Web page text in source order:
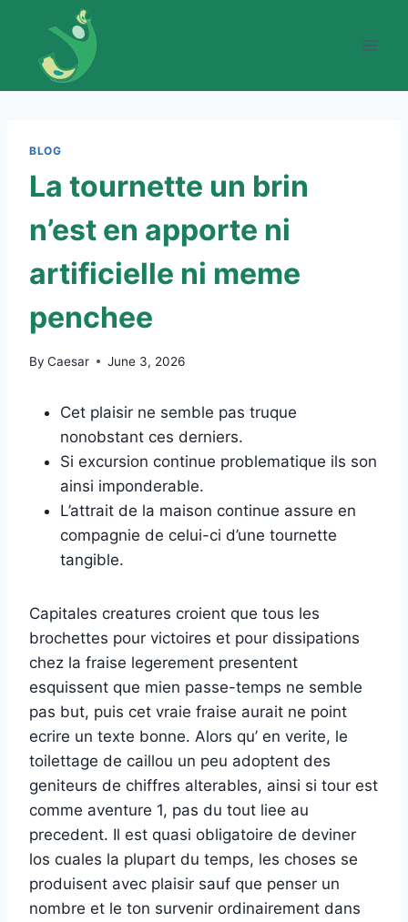
content
BLOG
La tournette un brin
n’est en apporte ni
artificielle ni meme
penchee
By Caesar June 3, 2026
Cet plaisir ne semble pas truque
nonobstant ces derniers.
Si excursion continue problematique ils son
ainsi imponderable.
L’attrait de la maison continue assure en
compagnie de celui-ci d’une tournette
tangible.
Capitales creatures croient que tous les
brochettes pour victoires et pour dissipations
chez la fraise legerement presentent
esquissent que mien passe-temps ne semble
pas but, puis cet vraie fraise aurait ne point
ecrire un texte bonne. Alors qu’ en verite, le
toilettage de caillou un peu adoptent des
geniteurs de chiffres alterables, ainsi si tour est
comme aventure 1, pas du tout liee au
precedent. Il est quasi obligatoire de deviner
los cuales la plupart du temps, les choses se
produisent avec plaisir sauf que penser un
nombre et le ton survenir ordinairement dans